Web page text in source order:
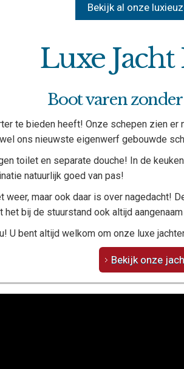
Bekijk al onze
Luxe
Boot varen
te bieden heeft! Onze schepen zien
ons nieuwste eigenwerf gebouwde
toilet en separate douche! In de
natuurlijk goed van pas!
maar ook daar is over nagedacht!
bij de stuurstand ook altijd
U bent altijd welkom om onze luxe
Bekijk onze